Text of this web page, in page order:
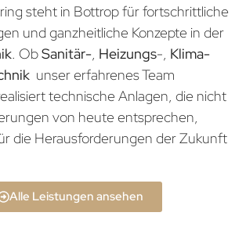
steht in Bottrop für fortschrittliche
und ganzheitliche Konzepte in der
. ObSanitär-, Heizungs-, Klima-
unser erfahrenes Team
technische Anlagen, die nicht
von heute entsprechen,
die Herausforderungen der Zukunft
Alle Leistungen ansehen